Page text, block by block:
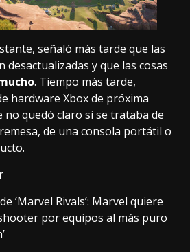
señaló más tarde que las
desactualizadas y que las cosas
. Tiempo más tarde,
hardware Xbox de próxima
no quedó claro si se trataba de
de una consola portátil o
‘Marvel Rivals’: Marvel quiere
por equipos al más puro